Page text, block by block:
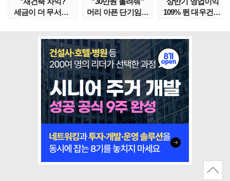
세금이 더 무서워"
머리 아픈 단기임대
109% 뛴 대우건설,